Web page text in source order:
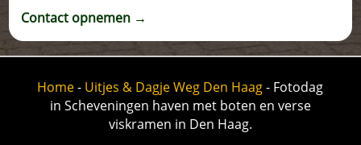
Contact opnemen →
Home- Uitjes & Dagje Weg Den Haag- Fotodag
in Scheveningen haven met boten en verse
viskramen in Den Haag.